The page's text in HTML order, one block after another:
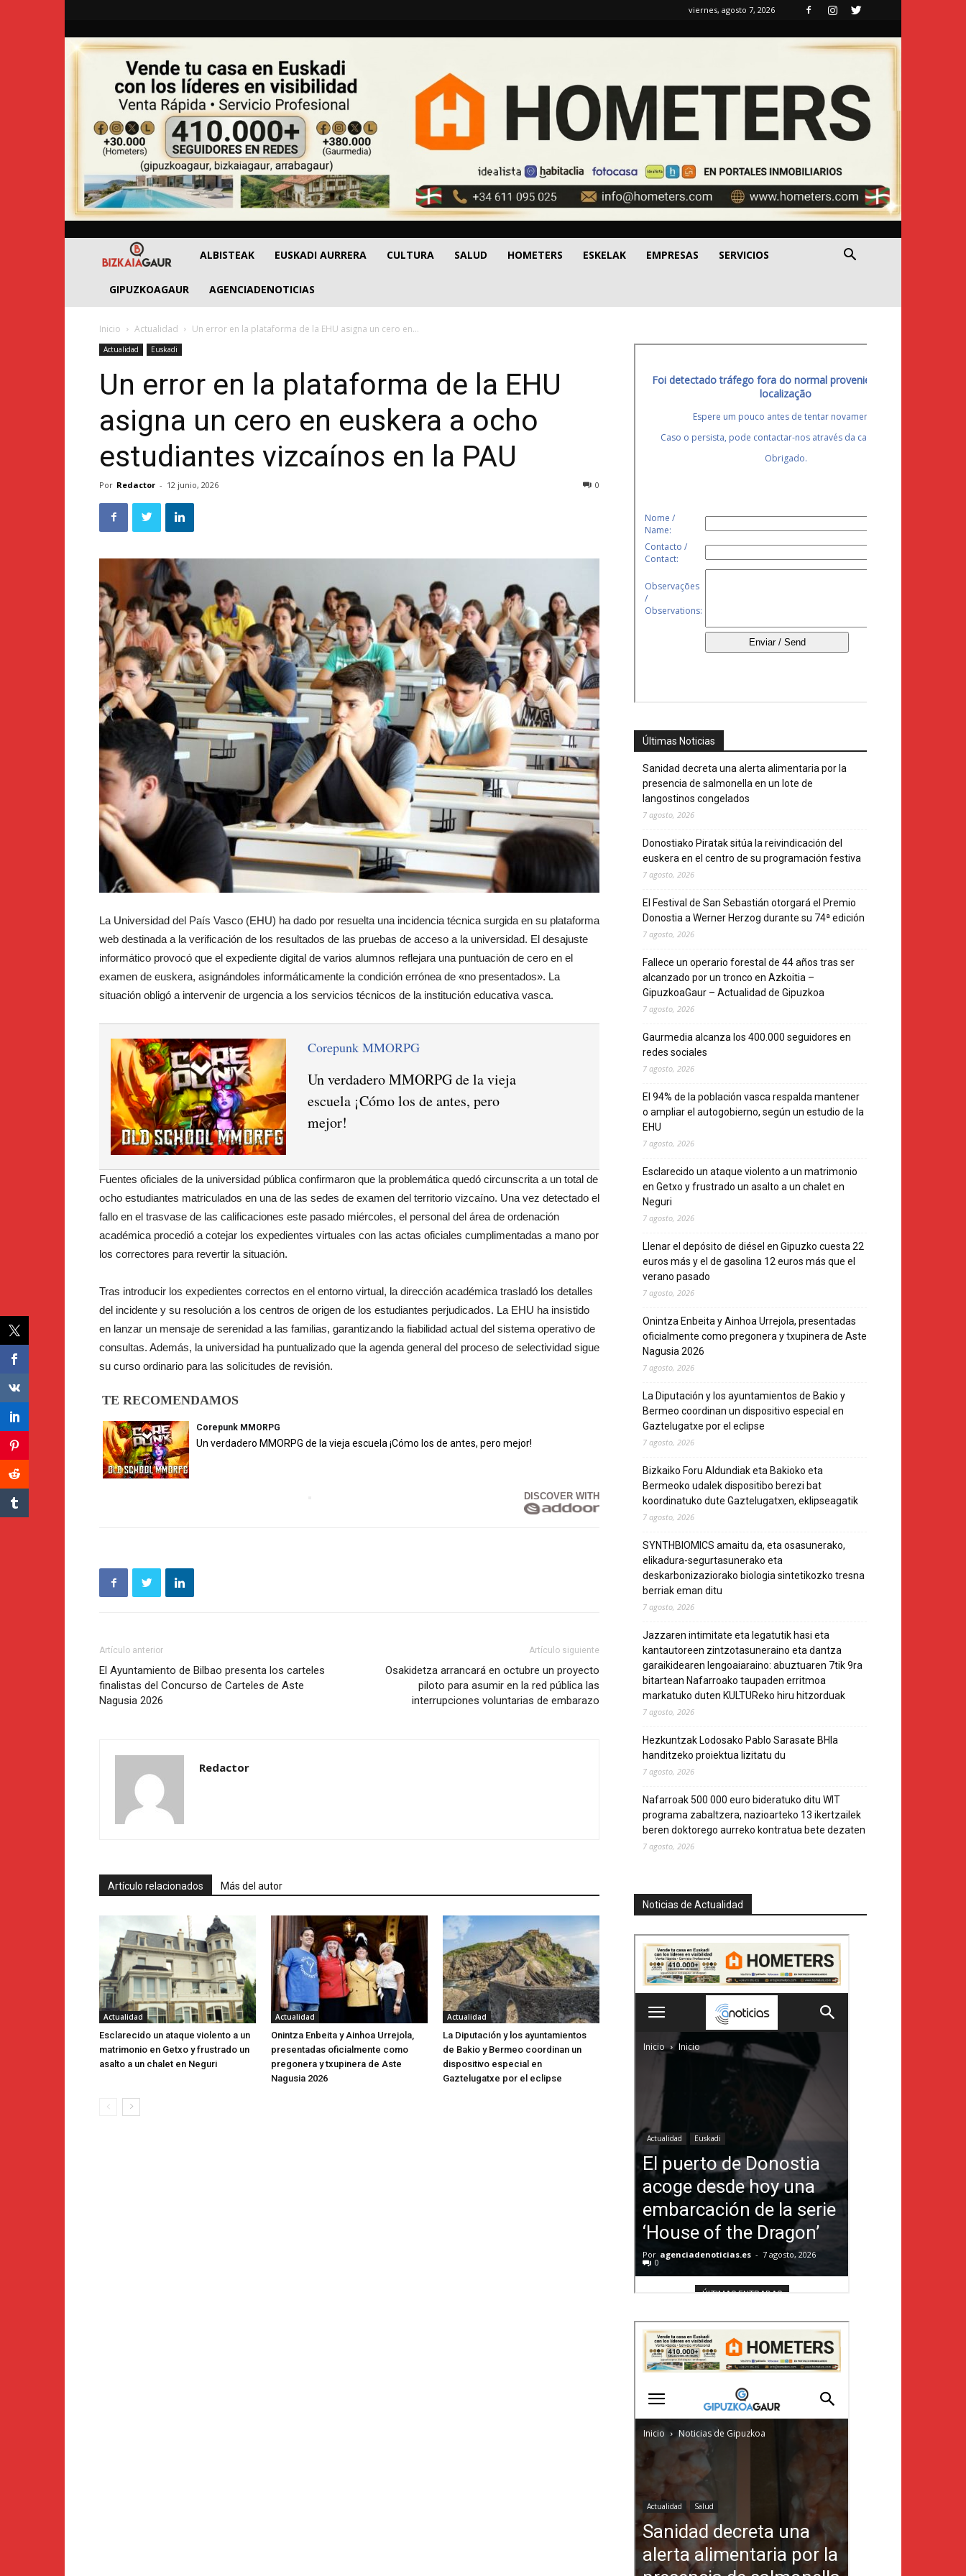
viernes, agosto 7, 2026
BizkaiaGaur
ALBISTEAK EUSKADI AURRERA CULTURA SALUD HOMETERS ESKELAK EMPRESAS SERVICIOS
GIPUZKOAGAUR AGENCIADENOTICIAS
Inicio Actualidad Un error en la plataforma de la EHU asigna un cero en...
Actualidad Euskadi
Un error en la plataforma de la EHU
asigna un cero en euskera a ocho
estudiantes vizcaínos en la PAU
Por Redactor - 12 junio, 2026 0
La Universidad del País Vasco (EHU) ha dado por resuelta una incidencia técnica surgida en su plataforma
web destinada a la verificación de los resultados de las pruebas de acceso a la universidad. El desajuste
informático provocó que el expediente digital de varios alumnos reflejara una puntuación de cero en el
examen de euskera, asignándoles informáticamente la condición errónea de «no presentados». La
situación obligó a intervenir de urgencia a los servicios técnicos de la institución educativa vasca.
Corepunk MMORPG
Un verdadero MMORPG de la vieja
escuela ¡Cómo los de antes, pero
mejor!
Fuentes oficiales de la universidad pública confirmaron que la problemática quedó circunscrita a un total de
ocho estudiantes matriculados en una de las sedes de examen del territorio vizcaíno. Una vez detectado el
fallo en el trasvase de las calificaciones este pasado miércoles, el personal del área de ordenación
académica procedió a cotejar los expedientes virtuales con las actas oficiales cumplimentadas a mano por
los correctores para revertir la situación.
Tras introducir los expedientes correctos en el entorno virtual, la dirección académica trasladó los detalles
del incidente y su resolución a los centros de origen de los estudiantes perjudicados. La EHU ha insistido
en lanzar un mensaje de serenidad a las familias, garantizando la fiabilidad actual del sistema operativo de
consultas. Además, la universidad ha puntualizado que la agenda general del proceso de selectividad sigue
su curso ordinario para las solicitudes de revisión.
TE RECOMENDAMOS
Corepunk MMORPG
Un verdadero MMORPG de la vieja escuela ¡Cómo los de antes, pero mejor!
DISCOVER WITH
Artículo anterior
El Ayuntamiento de Bilbao presenta los carteles
finalistas del Concurso de Carteles de Aste
Nagusia 2026
Artículo siguiente
Osakidetza arrancará en octubre un proyecto
piloto para asumir en la red pública las
interrupciones voluntarias de embarazo
Redactor
Artículo relacionados Más del autor
Actualidad
Esclarecido un ataque violento a un
matrimonio en Getxo y frustrado un
asalto a un chalet en Neguri
Actualidad
Onintza Enbeita y Ainhoa Urrejola,
presentadas oficialmente como
pregonera y txupinera de Aste
Nagusia 2026
Actualidad
La Diputación y los ayuntamientos
de Bakio y Bermeo coordinan un
dispositivo especial en
Gaztelugatxe por el eclipse
Últimas Noticias
Sanidad decreta una alerta alimentaria por la
presencia de salmonella en un lote de
langostinos congelados
7 agosto, 2026
Donostiako Piratak sitúa la reivindicación del
euskera en el centro de su programación festiva
7 agosto, 2026
El Festival de San Sebastián otorgará el Premio
Donostia a Werner Herzog durante su 74ª edición
7 agosto, 2026
Fallece un operario forestal de 44 años tras ser
alcanzado por un tronco en Azkoitia –
GipuzkoaGaur – Actualidad de Gipuzkoa
7 agosto, 2026
Gaurmedia alcanza los 400.000 seguidores en
redes sociales
7 agosto, 2026
El 94% de la población vasca respalda mantener
o ampliar el autogobierno, según un estudio de la
EHU
7 agosto, 2026
Esclarecido un ataque violento a un matrimonio
en Getxo y frustrado un asalto a un chalet en
Neguri
7 agosto, 2026
Llenar el depósito de diésel en Gipuzko cuesta 22
euros más y el de gasolina 12 euros más que el
verano pasado
7 agosto, 2026
Onintza Enbeita y Ainhoa Urrejola, presentadas
oficialmente como pregonera y txupinera de Aste
Nagusia 2026
7 agosto, 2026
La Diputación y los ayuntamientos de Bakio y
Bermeo coordinan un dispositivo especial en
Gaztelugatxe por el eclipse
7 agosto, 2026
Bizkaiko Foru Aldundiak eta Bakioko eta
Bermeoko udalek dispositibo berezi bat
koordinatuko dute Gaztelugatxen, eklipseagatik
7 agosto, 2026
SYNTHBIOMICS amaitu da, eta osasunerako,
elikadura-segurtasunerako eta
deskarbonizaziorako biologia sintetikozko tresna
berriak eman ditu
7 agosto, 2026
Jazzaren intimitate eta legatutik hasi eta
kantautoreen zintzotasuneraino eta dantza
garaikidearen lengoaiaraino: abuztuaren 7tik 9ra
bitartean Nafarroako taupaden erritmoa
markatuko duten KULTUReko hiru hitzorduak
7 agosto, 2026
Hezkuntzak Lodosako Pablo Sarasate BHIa
handitzeko proiektua lizitatu du
7 agosto, 2026
Nafarroak 500 000 euro bideratuko ditu WIT
programa zabaltzera, nazioarteko 13 ikertzailek
beren doktorego aurreko kontratua bete dezaten
7 agosto, 2026
Noticias de Actualidad